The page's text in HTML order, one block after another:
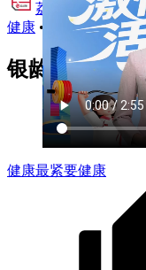
荔视频·健康•
健康 • 2025年11月15
银龄追“运”记
健康最紧要健康